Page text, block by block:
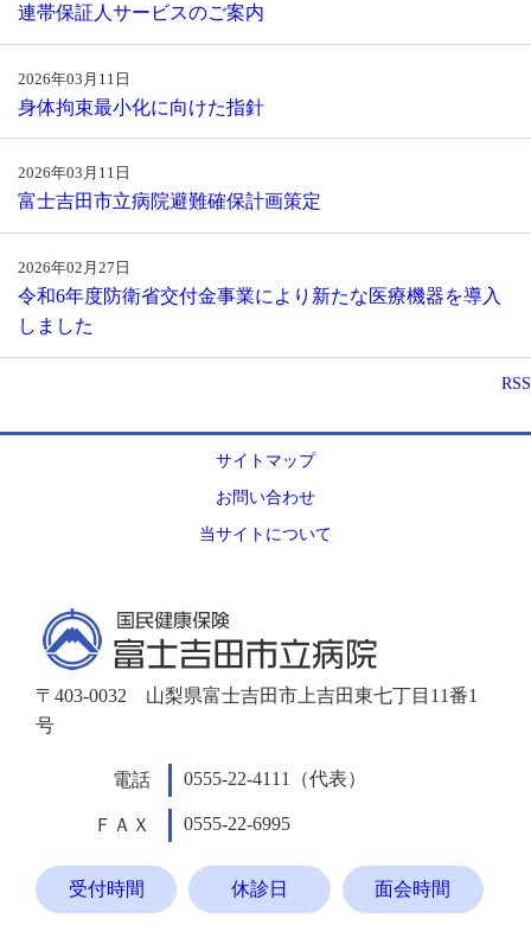
連帯保証人サービスのご案内
2026年03月11日
身体拘束最小化に向けた指針
2026年03月11日
富士吉田市立病院避難確保計画策定
2026年02月27日
令和6年度防衛省交付金事業により新たな医療機器を導入
しました
RSS
サイトマップ
お問い合わせ
当サイトについて
〒403-0032 山梨県富士吉田市上吉田東七丁目11番1
号
電話 0555-22-4111（代表）
ＦＡＸ 0555-22-6995
受付時間 休診日 面会時間